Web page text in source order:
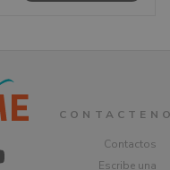
antiguo de
por las islas
planes más
mundo
Contactos
Escribe una